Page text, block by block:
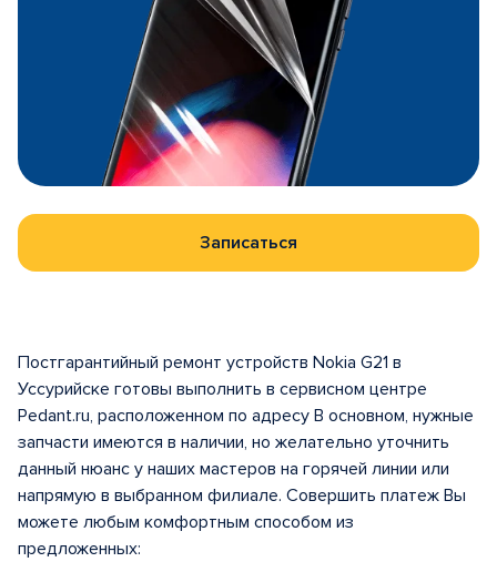
Записаться
Постгарантийный ремонт устройств Nokia G21 в
Уссурийске готовы выполнить в сервисном центре
Pedant.ru, расположенном по адресу В основном, нужные
запчасти имеются в наличии, но желательно уточнить
данный нюанс у наших мастеров на горячей линии или
напрямую в выбранном филиале. Совершить платеж Вы
можете любым комфортным способом из
предложенных: